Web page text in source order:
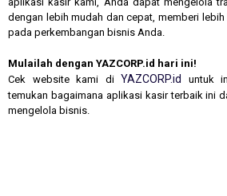
dengan lebih mudah dan cepat, memberi
pada perkembangan bisnis Anda.
Mulailah dengan YAZCORP.id hari ini!
Cek website kami di YAZCORP.id
untuk
temukan bagaimana aplikasi kasir terbaik ini
mengelola bisnis.